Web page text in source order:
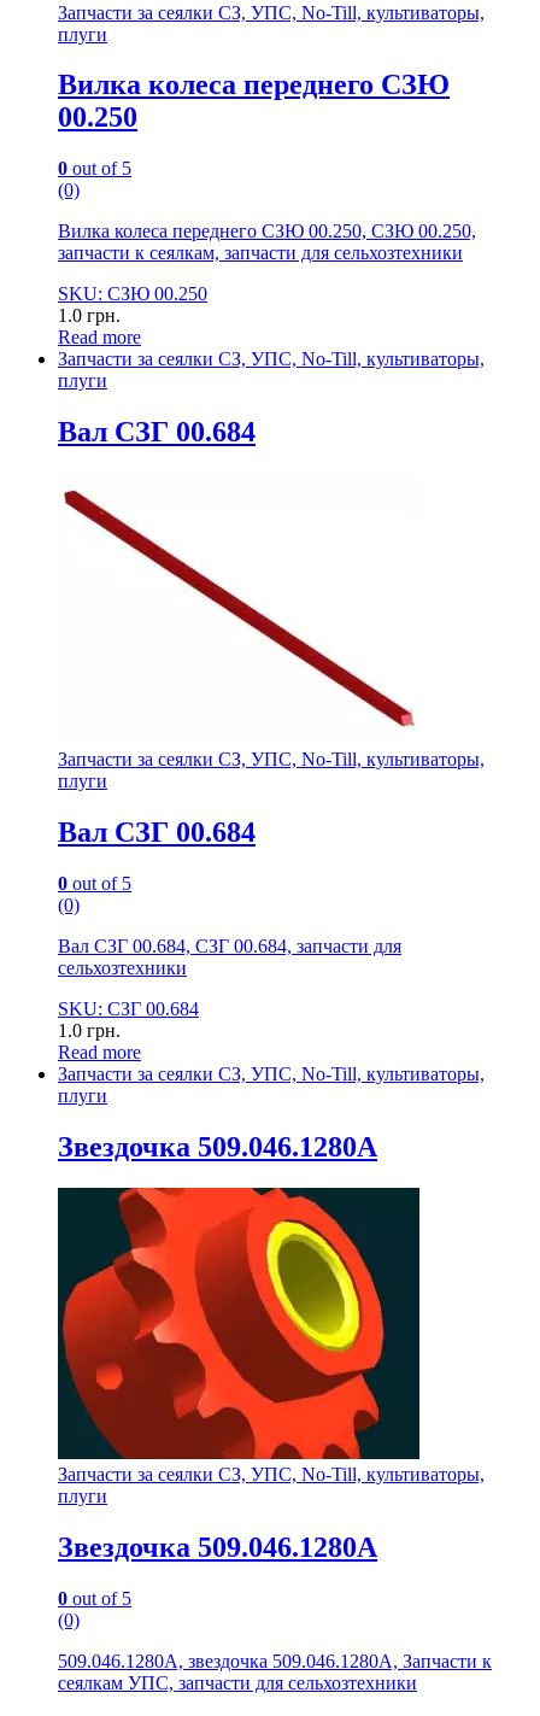
Запчасти за сеялки СЗ, УПС, No-Till, культиваторы,
плуги
Вилка колеса переднего СЗЮ
00.250
0 out of 5
(0)
Вилка колеса переднего СЗЮ 00.250, СЗЮ 00.250,
запчасти к сеялкам, запчасти для сельхозтехники
SKU: СЗЮ 00.250
1.0 грн.
Read more
Запчасти за сеялки СЗ, УПС, No-Till, культиваторы,
плуги
Вал СЗГ 00.684
Запчасти за сеялки СЗ, УПС, No-Till, культиваторы,
плуги
Вал СЗГ 00.684
0 out of 5
(0)
Вал СЗГ 00.684, СЗГ 00.684, запчасти для
сельхозтехники
SKU: СЗГ 00.684
1.0 грн.
Read more
Запчасти за сеялки СЗ, УПС, No-Till, культиваторы,
плуги
Звездочка 509.046.1280А
Запчасти за сеялки СЗ, УПС, No-Till, культиваторы,
плуги
Звездочка 509.046.1280А
0 out of 5
(0)
509.046.1280А, звездочка 509.046.1280А, Запчасти к
сеялкам УПС, запчасти для сельхозтехники